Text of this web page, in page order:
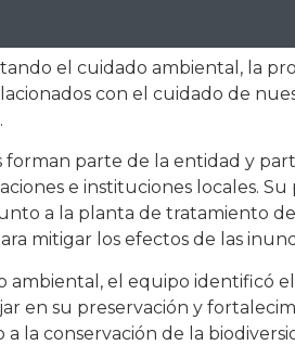
el cuidado ambiental, la
con el cuidado de
forman parte de la entidad y
e instituciones locales.
a la planta de tratamiento
mitigar los efectos de las
ambiental, el equipo identificó
en su preservación y
la conservación de la